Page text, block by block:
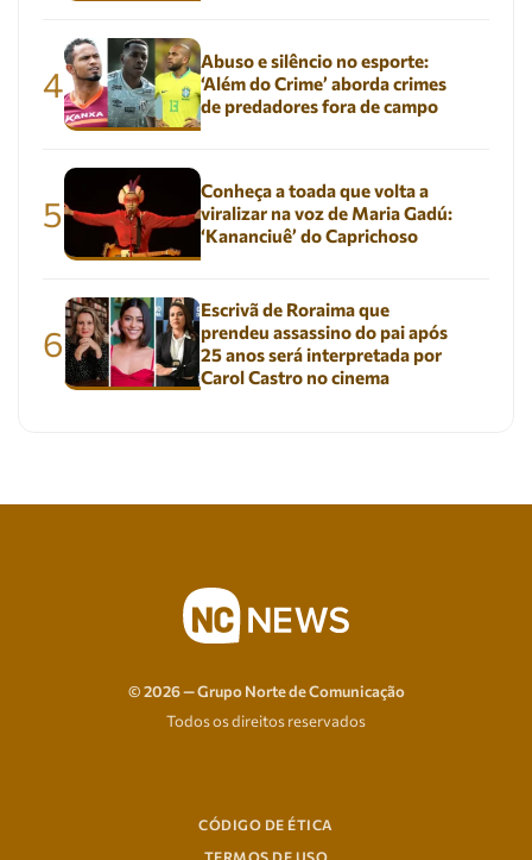
4
Abuso e silêncio no esporte:
‘Além do Crime’ aborda crimes
de predadores fora de campo
5
Conheça a toada que volta a
viralizar na voz de Maria Gadú:
‘Kananciuê’ do Caprichoso
6
Escrivã de Roraima que
prendeu assassino do pai após
25 anos será interpretada por
Carol Castro no cinema
© 2026 — Grupo Norte de Comunicação
Todos os direitos reservados
CÓDIGO DE ÉTICA
TERMOS DE USO